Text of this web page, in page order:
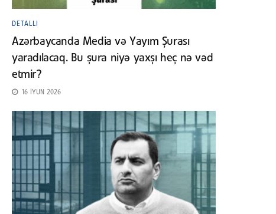
DETALLI
Azərbaycanda Media və Yayım Şurası
yaradılacaq. Bu şura niyə yaxşı heç nə vəd
etmir?
16 İYUN 2026